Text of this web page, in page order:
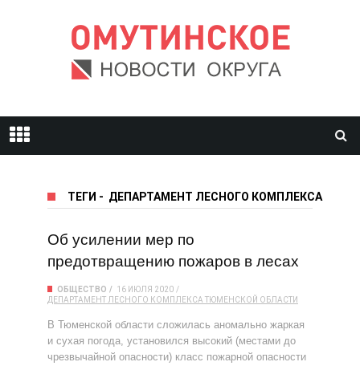
ТЕГИ - ДЕПАРТАМЕНТ ЛЕСНОГО КОМПЛЕКСА
Об усилении мер по
предотвращению пожаров в лесах
ОБЩЕСТВО
16 ИЮЛЯ 2020
ДЕПАРТАМЕНТ ЛЕСНОГО КОМПЛЕКСА ТЮМЕНСКОЙ ОБЛАСТИ
В Тюменской области сложилась аномально жаркая
и сухая погода, установился высокий (местами до
чрезвычайной опасности) класс пожарной опасности